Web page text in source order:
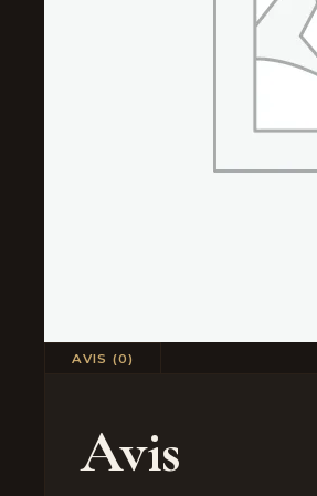
AVIS (0)
Avis